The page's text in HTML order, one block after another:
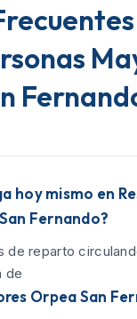
hoy mismo en
Fernando?
de reparto
de
Orpea San